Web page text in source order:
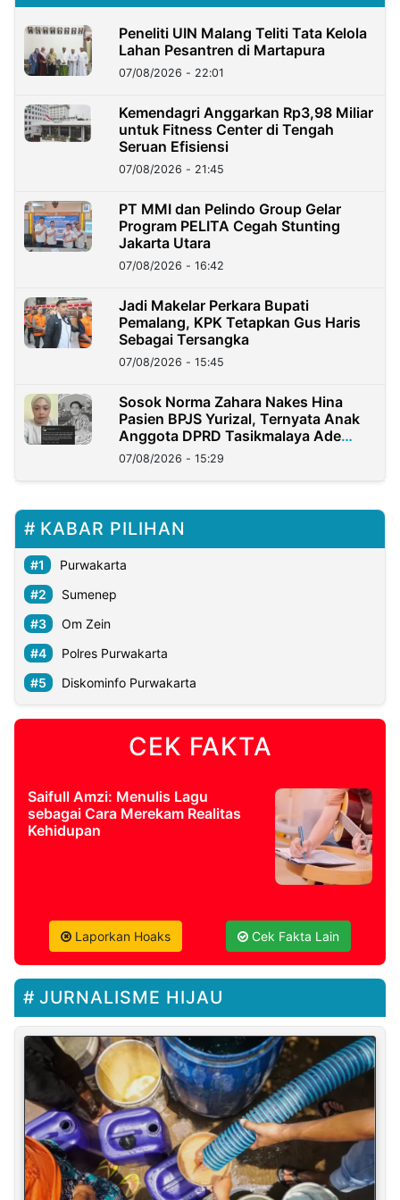
Peneliti UIN Malang Teliti Tata Kelola
Lahan Pesantren di Martapura
07/08/2026 - 22:01
Kemendagri Anggarkan Rp3,98 Miliar
untuk Fitness Center di Tengah
Seruan Efisiensi
07/08/2026 - 21:45
PT MMI dan Pelindo Group Gelar
Program PELITA Cegah Stunting
Jakarta Utara
07/08/2026 - 16:42
Jadi Makelar Perkara Bupati
Pemalang, KPK Tetapkan Gus Haris
Sebagai Tersangka
07/08/2026 - 15:45
Sosok Norma Zahara Nakes Hina
Pasien BPJS Yurizal, Ternyata Anak
Anggota DPRD Tasikmalaya Ade
Lukman
07/08/2026 - 15:29
KABAR PILIHAN
Purwakarta
Sumenep
Om Zein
Polres Purwakarta
Diskominfo Purwakarta
CEK FAKTA
Saifull Amzi: Menulis Lagu
sebagai Cara Merekam Realitas
Kehidupan
Laporkan Hoaks Cek Fakta Lain
JURNALISME HIJAU